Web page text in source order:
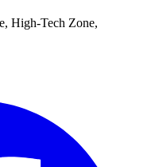
High-Tech Zone,